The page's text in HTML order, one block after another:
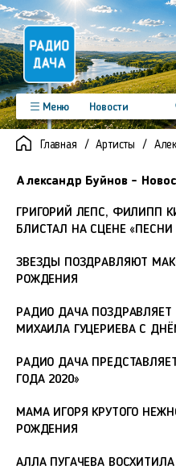
Меню
Новости
Программы
Подкасты
Новинки
Фото
Видео
Контакты
Главная Артисты
Александр Буйнов -
ГРИГОРИЙ ЛЕПС, ФИЛИПП
БЛИСТАЛ НА СЦЕНЕ «ПЕСНИ
ЗВЕЗДЫ ПОЗДРАВЛЯЮТ
РОЖДЕНИЯ
РАДИО ДАЧА ПОЗДРАВЛЯЕТ
МИХАИЛА ГУЦЕРИЕВА С
РАДИО ДАЧА
ГОДА 2020»
МАМА ИГОРЯ КРУТОГО
РОЖДЕНИЯ
АЛЛА ПУГАЧЕВА